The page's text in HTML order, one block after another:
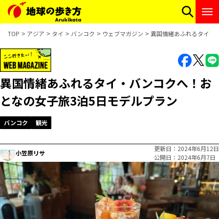
TOP アジア タイ バンコク ウェブマガジン 異国情緒あふれるタイ・
異国情緒あふれるタイ・バンコクへ！お
となの女子旅3泊5日モデルプラン
バンコク 観光
小笠原リサ
更新日
2024年6月12日
公開日
2024年6月7日